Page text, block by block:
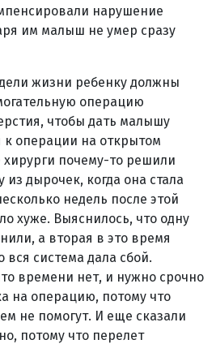
нарушение
им малыш не умер сразу
жизни ребенку должны
операцию
чтобы дать малышу
к операции на открытом
почему-то решили
дырочек, когда она стала
недель после этой
хуже. Выяснилось, что одну
а вторая в это время
вся система дала сбой.
времени нет, и нужно срочно
на операцию, потому что
не помогут. И еще сказали
потому что перелет